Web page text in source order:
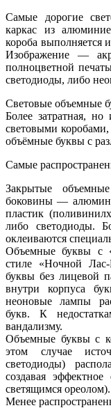
Самые дорогие
каркас из
короба выполняется
Изображение —
полноцветной
светодиоды, либо
Световые объемные
Более затратная,
световыми
объёмные буквы с
Самые
Закрытые
боковины —
пластик
либо светодиоды.
оклеиваются
Объемные буквы с
стиле «Ночной
буквы без лицевой
внутри корпуса
неоновые лампы
букв. К
вандализму.
Объемные буквы с
этом случае
светодиоды)
создавая
светящимся ореолом).
Менее